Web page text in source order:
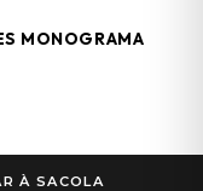
MONOGRAMA
À SACOLA